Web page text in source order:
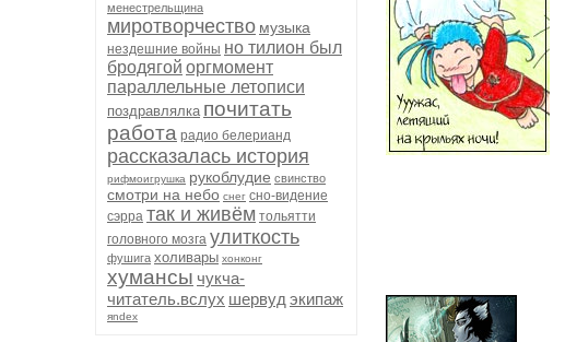
менестрельщина
миротворчество музыка
нездешние войны но тилион был
бродягой оргмомент
параллельные летописи
поздравлялка почитать
работа радио белерианд
рассказалась история
рифмоигрушка рукоблудие свинство
смотри на небо снег сно-видение
сэрра так и живём тольятти
головного мозга улиткость
фушига холивары хонконг
хумансы чукча-
читатель.вслух шервуд экипаж
яndex